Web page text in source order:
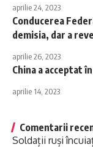
aprilie 24, 2023
Conducerea
demisia, dar a
aprilie 26, 2023
China a acceptat
aprilie 14, 2023
Comentarii
Soldații ruși